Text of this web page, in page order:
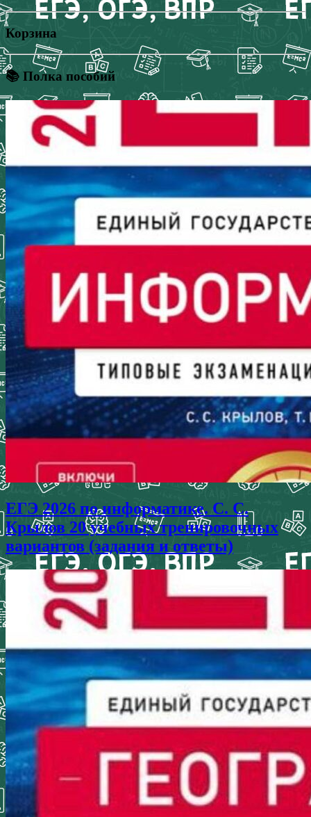
Корзина
📚 Полка пособий
ЕГЭ 2026 по информатике. С. С.
Крылов 20 учебных тренировочных
вариантов (задания и ответы)